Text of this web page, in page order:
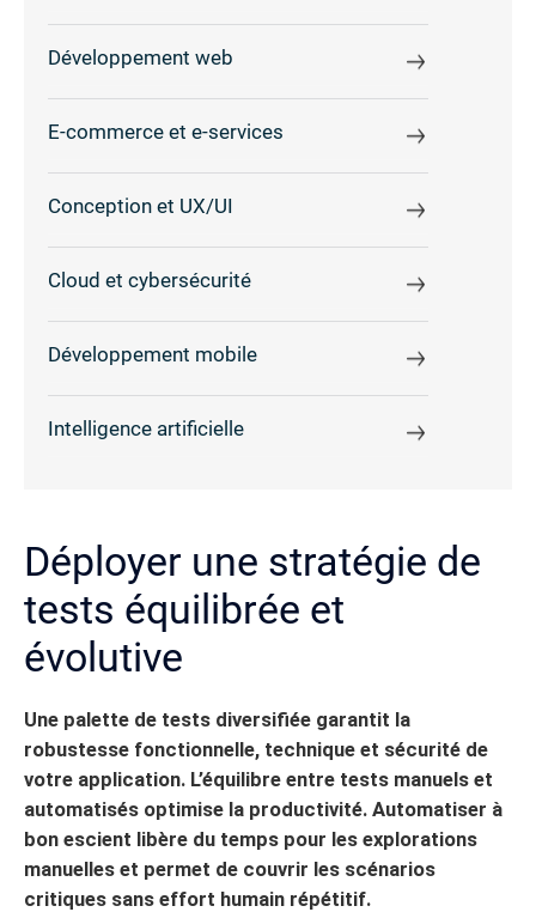
Développement web
E-commerce et e-services
Conception et UX/UI
Cloud et cybersécurité
Développement mobile
Intelligence artificielle
Déployer une stratégie de
tests équilibrée et
évolutive
Une palette de tests diversifiée garantit la
robustesse fonctionnelle, technique et sécurité de
votre application. L’équilibre entre tests manuels et
automatisés optimise la productivité. Automatiser à
bon escient libère du temps pour les explorations
manuelles et permet de couvrir les scénarios
critiques sans effort humain répétitif.